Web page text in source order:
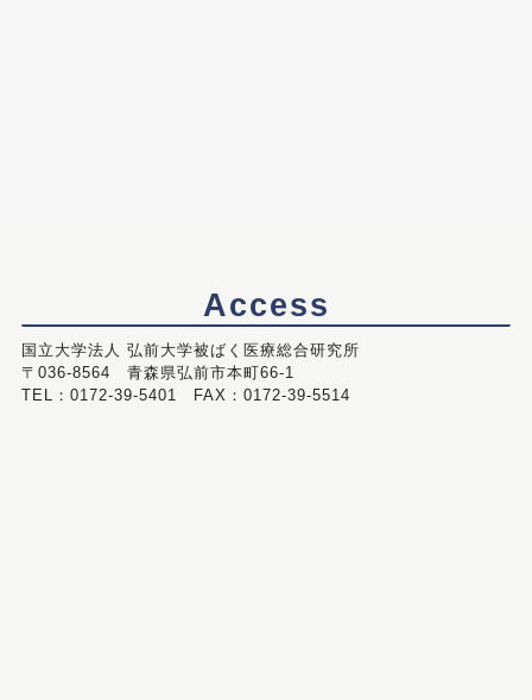
Access
国立大学法人 弘前大学被ばく医療総合研究所
〒036-8564 青森県弘前市本町66-1
TEL：0172-39-5401 FAX：0172-39-5514